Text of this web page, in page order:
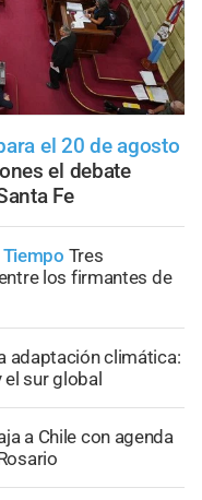
el 20 de agosto
el debate
Fe
Tres
los firmantes de
adaptación climática:
sur global
a Chile con agenda